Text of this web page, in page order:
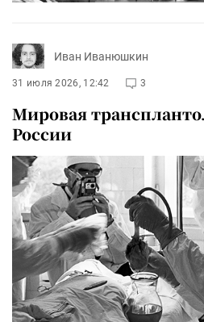
Иван Иванюшкин
31 июля 2026, 12:42 3
Мировая
России